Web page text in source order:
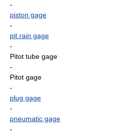
-
piston gage
-
pit rain gage
-
Pitot tube gage
-
Pitot gage
-
plug gage
-
pneumatic gage
-